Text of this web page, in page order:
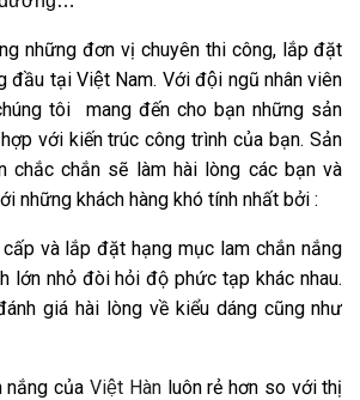
những đơn vị chuyên thi công, lắp đặt
đầu tại Việt Nam. Với đội ngũ nhân viên
tôi mang đến cho bạn những sản
với kiến trúc công trình của bạn. Sản
chắc chắn sẽ làm hài lòng các bạn và
những khách hàng khó tính nhất bởi :
và lắp đặt hạng mục lam chắn nắng
lớn nhỏ đòi hỏi độ phức tạp khác nhau.
giá hài lòng về kiểu dáng cũng như
nắng của Việt Hànluôn rẻ hơn so với thị